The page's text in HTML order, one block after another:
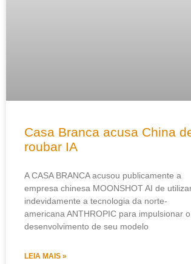
Casa Branca acusa China
roubar IA
A CASA BRANCA acusou publicamente a
empresa chinesa MOONSHOT AI de
indevidamente a tecnologia da norte-
americana ANTHROPIC para impulsionar o
desenvolvimento de seu modelo
LEIA MAIS »